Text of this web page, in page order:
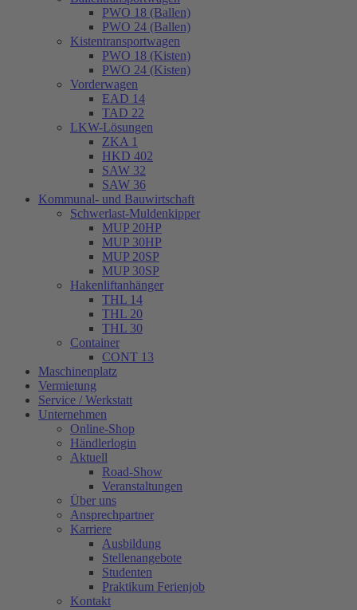
PWO 18 (Ballen)
PWO 24 (Ballen)
Kistentransportwagen
PWO 18 (Kisten)
PWO 24 (Kisten)
Vorderwagen
EAD 14
TAD 22
LKW-Lösungen
ZKA 1
HKD 402
SAW 32
SAW 36
Kommunal- und Bauwirtschaft
Schwerlast-Muldenkipper
MUP 20HP
MUP 30HP
MUP 20SP
MUP 30SP
Hakenliftanhänger
THL 14
THL 20
THL 30
Container
CONT 13
Maschinenplatz
Vermietung
Service / Werkstatt
Unternehmen
Online-Shop
Händlerlogin
Aktuell
Road-Show
Veranstaltungen
Über uns
Ansprechpartner
Karriere
Ausbildung
Stellenangebote
Studenten
Praktikum Ferienjob
Kontakt